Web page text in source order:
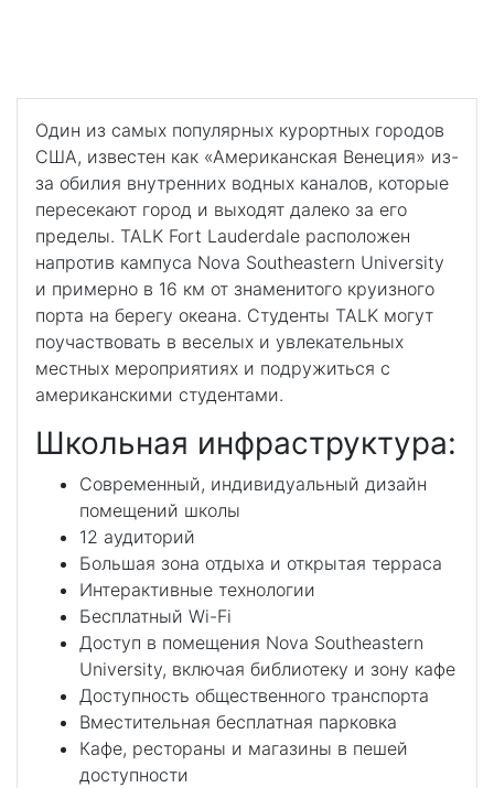
Один из самых популярных курортных городов
США, известен как «Американская Венеция» из-
за обилия внутренних водных каналов, которые
пересекают город и выходят далеко за его
пределы. TALK Fort Lauderdale расположен
напротив кампуса Nova Southeastern University
и примерно в 16 км от знаменитого круизного
порта на берегу океана. Студенты TALK могут
поучаствовать в веселых и увлекательных
местных мероприятиях и подружиться с
американскими студентами.
Школьная инфраструктура:
Современный, индивидуальный дизайн
помещений школы
12 аудиторий
Большая зона отдыха и открытая терраса
Интерактивные технологии
Бесплатный Wi-Fi
Доступ в помещения Nova Southeastern
University, включая библиотеку и зону кафе
Доступность общественного транспорта
Вместительная бесплатная парковка
Кафе, рестораны и магазины в пешей
доступности